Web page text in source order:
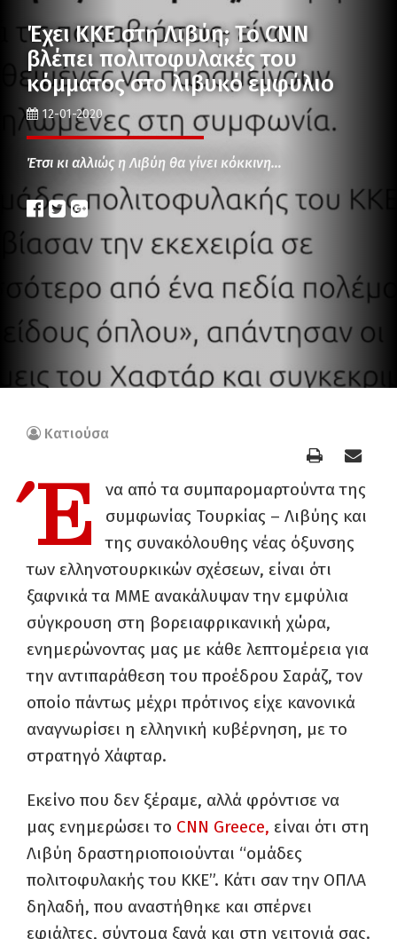
Έχει ΚΚΕ στη Λιβύη; Το CNN
βλέπει πολιτοφυλακές του
κόμματος στο λιβυκό εμφύλιο
12-01-2020
Έτσι κι αλλιώς η Λιβύη θα γίνει κόκκινη…
Κατιούσα
Έ
να από τα συμπαρομαρτούντα της
συμφωνίας Τουρκίας – Λιβύης και
της συνακόλουθης νέας όξυνσης
των ελληνοτουρκικών σχέσεων, είναι ότι
ξαφνικά τα ΜΜΕ ανακάλυψαν την εμφύλια
σύγκρουση στη βορειαφρικανική χώρα,
ενημερώνοντας μας με κάθε λεπτομέρεια για
την αντιπαράθεση του προέδρου Σαράζ, τον
οποίο πάντως μέχρι πρότινος είχε κανονικά
αναγνωρίσει η ελληνική κυβέρνηση, με το
στρατηγό Χάφταρ.
Εκείνο που δεν ξέραμε, αλλά φρόντισε να
μας ενημερώσει το CNN Greece, είναι ότι στη
Λιβύη δραστηριοποιούνται “ομάδες
πολιτοφυλακής του ΚΚΕ”. Κάτι σαν την ΟΠΛΑ
δηλαδή, που αναστήθηκε και σπέρνει
εφιάλτες, σύντομα ξανά και στη γειτονιά σας.